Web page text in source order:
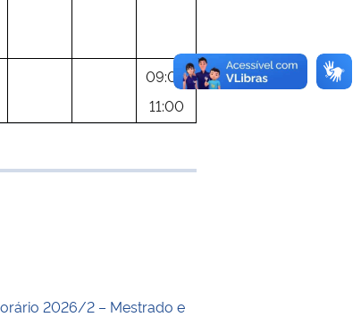
09:00
11:00
2026/2 – Mestrado e